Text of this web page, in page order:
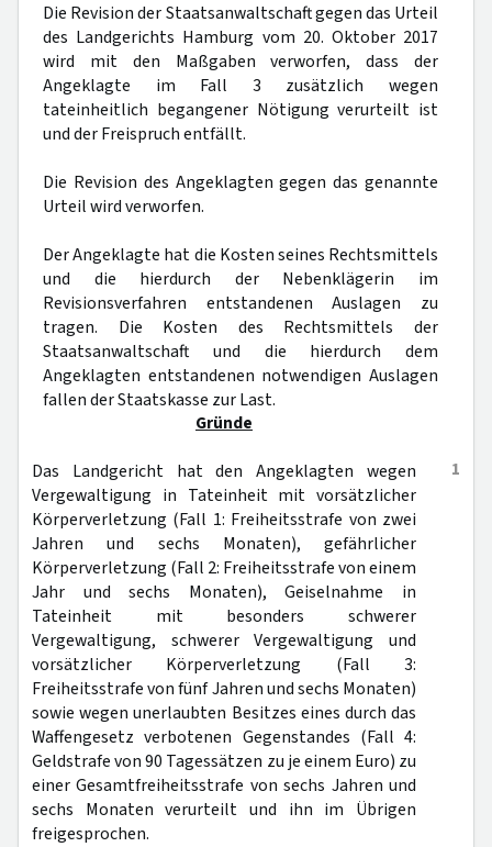
Die Revision der Staatsanwaltschaft gegen das Urteil
des Landgerichts Hamburg vom 20. Oktober 2017
wird mit den Maßgaben verworfen, dass der
Angeklagte im Fall 3 zusätzlich wegen
tateinheitlich begangener Nötigung verurteilt ist
und der Freispruch entfällt.
Die Revision des Angeklagten gegen das genannte
Urteil wird verworfen.
Der Angeklagte hat die Kosten seines Rechtsmittels
und die hierdurch der Nebenklägerin im
Revisionsverfahren entstandenen Auslagen zu
tragen. Die Kosten des Rechtsmittels der
Staatsanwaltschaft und die hierdurch dem
Angeklagten entstandenen notwendigen Auslagen
fallen der Staatskasse zur Last.
Gründe
1
Das Landgericht hat den Angeklagten wegen
Vergewaltigung in Tateinheit mit vorsätzlicher
Körperverletzung (Fall 1: Freiheitsstrafe von zwei
Jahren und sechs Monaten), gefährlicher
Körperverletzung (Fall 2: Freiheitsstrafe von einem
Jahr und sechs Monaten), Geiselnahme in
Tateinheit mit besonders schwerer
Vergewaltigung, schwerer Vergewaltigung und
vorsätzlicher Körperverletzung (Fall 3:
Freiheitsstrafe von fünf Jahren und sechs Monaten)
sowie wegen unerlaubten Besitzes eines durch das
Waffengesetz verbotenen Gegenstandes (Fall 4:
Geldstrafe von 90 Tagessätzen zu je einem Euro) zu
einer Gesamtfreiheitsstrafe von sechs Jahren und
sechs Monaten verurteilt und ihn im Übrigen
freigesprochen.